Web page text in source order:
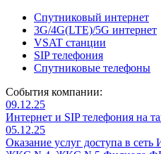
Спутниковый интернет
3G/4G(LTE)/5G интернет
VSAT станции
SIP телефония
Спутниковые телефоны
События компании:
09.12.25
Интернет и SIP телефония на
05.12.25
Оказание услуг доступа в